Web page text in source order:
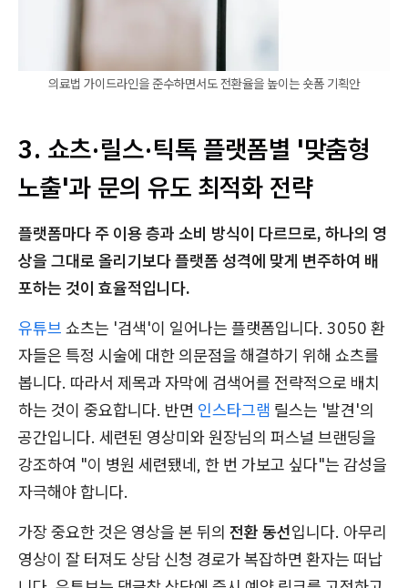
의료법 가이드라인을 준수하면서도 전환율을 높이는 숏폼 기획안
3. 쇼츠·릴스·틱톡 플랫폼별 '맞춤형
노출'과 문의 유도 최적화 전략
플랫폼마다 주 이용 층과 소비 방식이 다르므로, 하나의 영
상을 그대로 올리기보다 플랫폼 성격에 맞게 변주하여 배
포하는 것이 효율적입니다.
유튜브 쇼츠는 '검색'이 일어나는 플랫폼입니다. 3050 환
자들은 특정 시술에 대한 의문점을 해결하기 위해 쇼츠를
봅니다. 따라서 제목과 자막에 검색어를 전략적으로 배치
하는 것이 중요합니다. 반면 인스타그램 릴스는 '발견'의
공간입니다. 세련된 영상미와 원장님의 퍼스널 브랜딩을
강조하여 "이 병원 세련됐네, 한 번 가보고 싶다"는 감성을
자극해야 합니다.
가장 중요한 것은 영상을 본 뒤의 전환 동선입니다. 아무리
영상이 잘 터져도 상담 신청 경로가 복잡하면 환자는 떠납